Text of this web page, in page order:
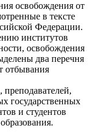
освобождения от
в тексте
Федерации.
институтов
освобождения
два перечня
отбывания
государственных
и студентов